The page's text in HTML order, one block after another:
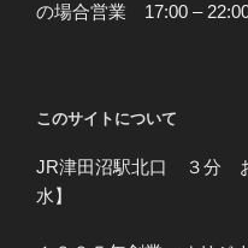
の場合営業 17:00 –
このサイトについて
JR津田沼駅北口 ３分
水】